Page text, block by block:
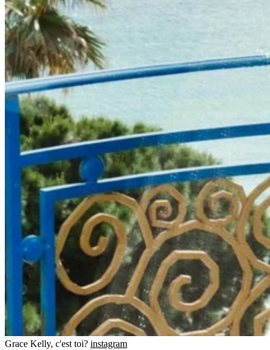
Grace Kelly, c'est toi? instagram